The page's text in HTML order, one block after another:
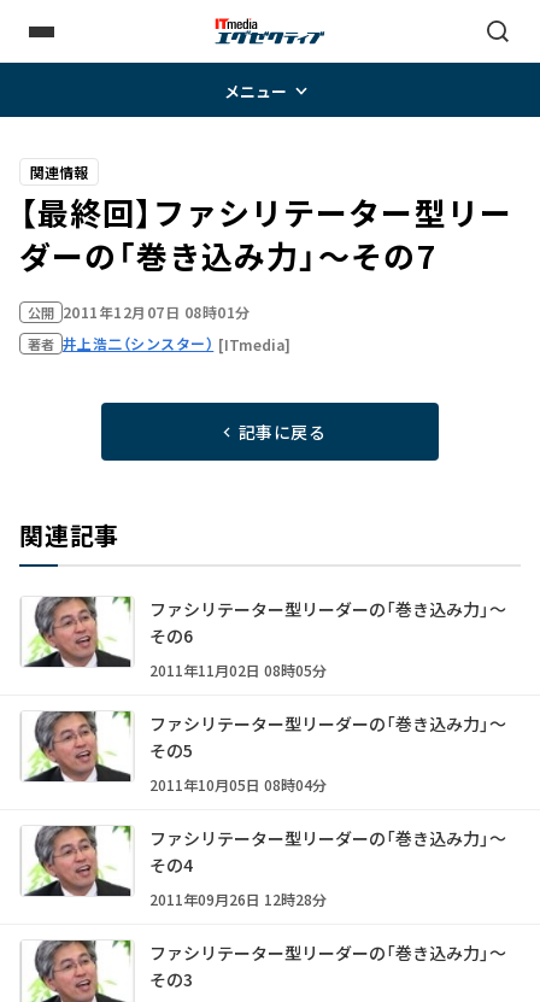
メニュー
関連情報
【最終回】ファシリテーター型リー
ダーの「巻き込み力」～その7
公開 2011年12月07日 08時01分
著者 井上浩二（シンスター） [ITmedia]
記事に戻る
関連記事
ファシリテーター型リーダーの「巻き込み力」～
その6
2011年11月02日 08時05分
ファシリテーター型リーダーの「巻き込み力」～
その5
2011年10月05日 08時04分
ファシリテーター型リーダーの「巻き込み力」～
その4
2011年09月26日 12時28分
ファシリテーター型リーダーの「巻き込み力」～
その3